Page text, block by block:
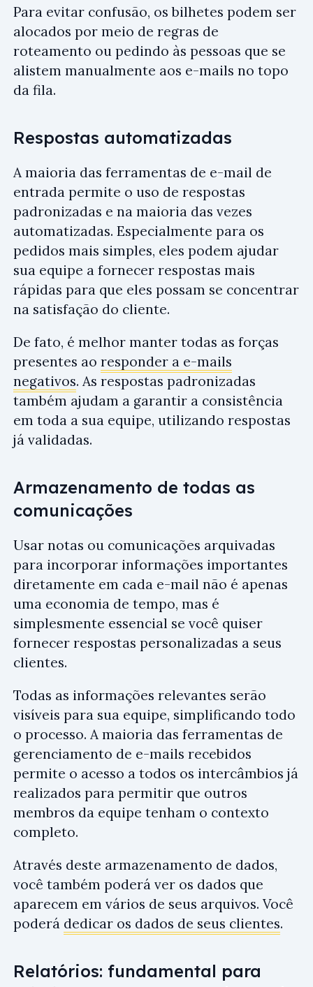
Para evitar confusão, os bilhetes podem ser
alocados por meio de regras de
roteamento ou pedindo às pessoas que se
alistem manualmente aos e-mails no topo
da fila.
Respostas automatizadas
A maioria das ferramentas de e-mail de
entrada permite o uso de respostas
padronizadas e na maioria das vezes
automatizadas. Especialmente para os
pedidos mais simples, eles podem ajudar
sua equipe a fornecer respostas mais
rápidas para que eles possam se concentrar
na satisfação do cliente.
De fato, é melhor manter todas as forças
presentes ao responder a e-mails
negativos. As respostas padronizadas
também ajudam a garantir a consistência
em toda a sua equipe, utilizando respostas
já validadas.
Armazenamento de todas as
comunicações
Usar notas ou comunicações arquivadas
para incorporar informações importantes
diretamente em cada e-mail não é apenas
uma economia de tempo, mas é
simplesmente essencial se você quiser
fornecer respostas personalizadas a seus
clientes.
Todas as informações relevantes serão
visíveis para sua equipe, simplificando todo
o processo. A maioria das ferramentas de
gerenciamento de e-mails recebidos
permite o acesso a todos os intercâmbios já
realizados para permitir que outros
membros da equipe tenham o contexto
completo.
Através deste armazenamento de dados,
você também poderá ver os dados que
aparecem em vários de seus arquivos. Você
poderá dedicar os dados de seus clientes.
Relatórios: fundamental para